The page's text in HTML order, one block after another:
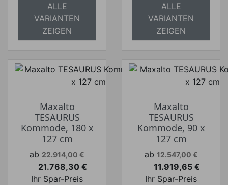
ALLE
VARIANTEN
ZEIGEN
ALLE
VARIANTEN
ZEIGEN
Maxalto
TESAURUS
Kommode, 180 x
127 cm
Verkaufspreis
ab 22.914,00 €
Preis
21.768,30 €
Ihr Spar-Preis
Maxalto
TESAURUS
Kommode, 90 x
127 cm
Verkaufspreis
ab 12.547,00 €
Preis
11.919,65 €
Ihr Spar-Preis